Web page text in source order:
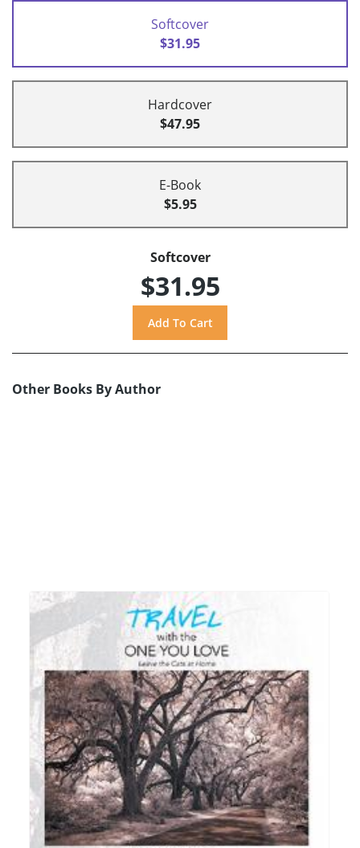
Softcover
$31.95
Hardcover
$47.95
E-Book
$5.95
Softcover
$31.95
Other Books By Author